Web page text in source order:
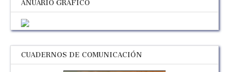
ANUARIO GRÁFICO
CUADERNOS DE COMUNICACIÓN